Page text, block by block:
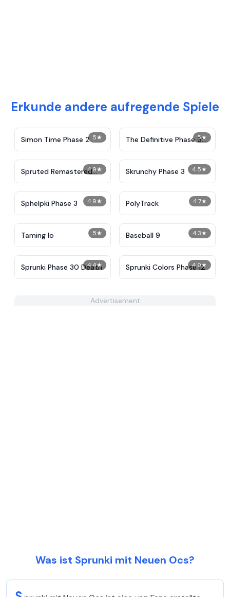
Erkunde andere aufregende Spiele
5★
Simon Time Phase 2 5★
The Definitive Phase 9:
Demolition
4.9★
Spruted Remastered
Alternative Phase 2
4.5★
Skrunchy Phase 3
4.9★
Sphelpki Phase 3 4.7★
PolyTrack
5★
Taming Io 4.3★
Baseball 9
4.4★
Sprunki Phase 30 Death 4.9★
Sprunki Colors Phase 12
Advertisement
Was ist Sprunki mit Neuen Ocs?